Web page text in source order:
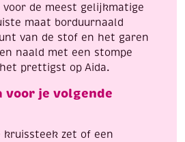
de meest gelijkmatige
maat borduurnaald
van de stof en het garen
naald met een stompe
prettigst op Aida.
voor je volgende
zet of een